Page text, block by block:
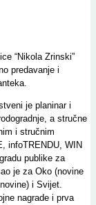
“Nikola Zrinski”
predavanje i
je planinar i
a stručne
i stručnim
infoTRENDU, WIN
publike za
je za Oko (novine
i Svijet.
nagrade i prva